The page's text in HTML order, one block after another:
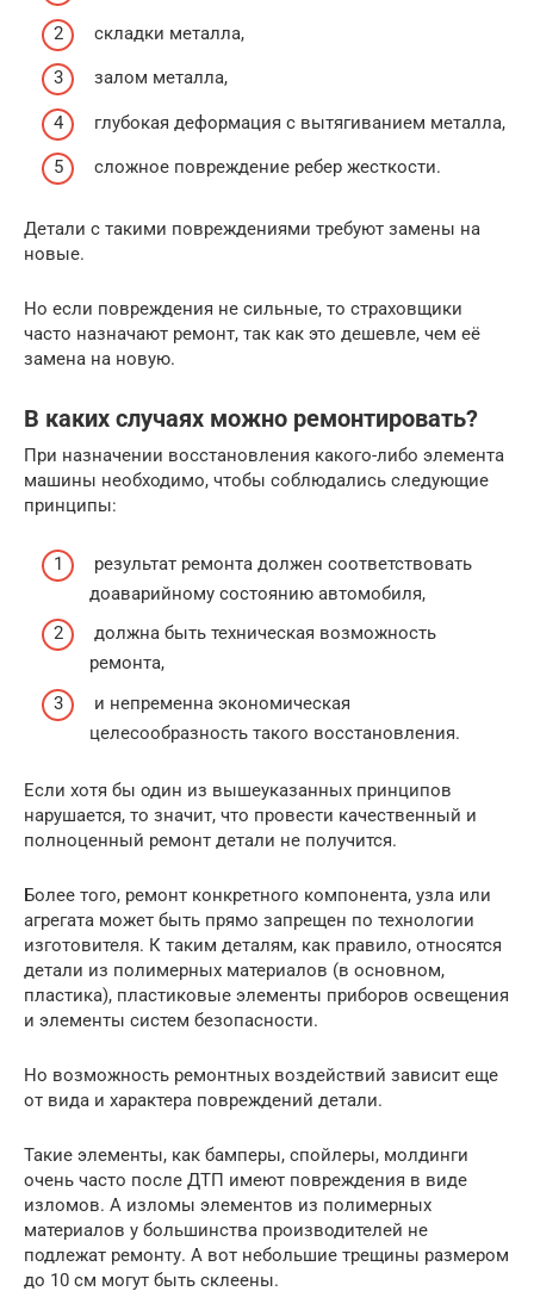
складки металла,
залом металла,
глубокая деформация с вытягиванием металла,
сложное повреждение ребер жесткости.
Детали с такими повреждениями требуют замены на
новые.
Но если повреждения не сильные, то страховщики
часто назначают ремонт, так как это дешевле, чем её
замена на новую.
В каких случаях можно ремонтировать?
При назначении восстановления какого-либо элемента
машины необходимо, чтобы соблюдались следующие
принципы:
результат ремонта должен соответствовать
доаварийному состоянию автомобиля,
должна быть техническая возможность
ремонта,
и непременна экономическая
целесообразность такого восстановления.
Если хотя бы один из вышеуказанных принципов
нарушается, то значит, что провести качественный и
полноценный ремонт детали не получится.
Более того, ремонт конкретного компонента, узла или
агрегата может быть прямо запрещен по технологии
изготовителя. К таким деталям, как правило, относятся
детали из полимерных материалов (в основном,
пластика), пластиковые элементы приборов освещения
и элементы систем безопасности.
Но возможность ремонтных воздействий зависит еще
от вида и характера повреждений детали.
Такие элементы, как бамперы, спойлеры, молдинги
очень часто после ДТП имеют повреждения в виде
изломов. А изломы элементов из полимерных
материалов у большинства производителей не
подлежат ремонту. А вот небольшие трещины размером
до 10 см могут быть склеены.